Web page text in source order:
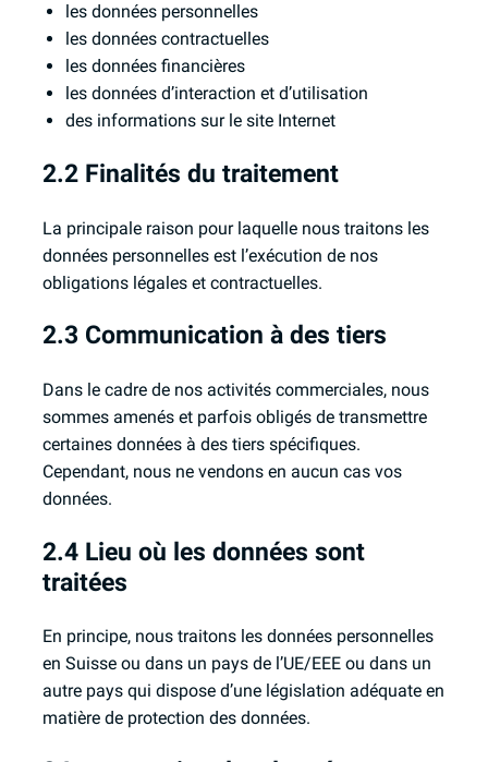
les données personnelles
les données contractuelles
les données financières
les données d’interaction et d’utilisation
des informations sur le site Internet
2.2 Finalités du traitement
La principale raison pour laquelle nous traitons les
données personnelles est l’exécution de nos
obligations légales et contractuelles.
2.3 Communication à des tiers
Dans le cadre de nos activités commerciales, nous
sommes amenés et parfois obligés de transmettre
certaines données à des tiers spécifiques.
Cependant, nous ne vendons en aucun cas vos
données.
2.4 Lieu où les données sont
traitées
En principe, nous traitons les données personnelles
en Suisse ou dans un pays de l’UE/EEE ou dans un
autre pays qui dispose d’une législation adéquate en
matière de protection des données.